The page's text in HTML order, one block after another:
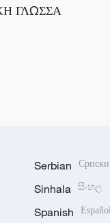
ΓΛΩΣΣΑ
Serbian Српски
Sinhala සිංහල
Spanish Español